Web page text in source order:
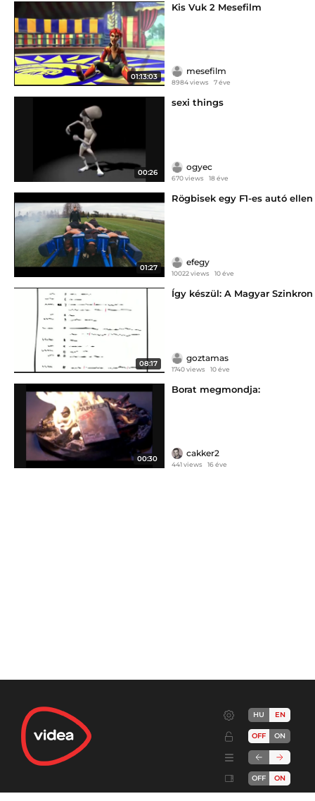
01:13:03
Kis Vuk 2 Mesefilm
mesefilm
8984 views 7 éve
00:26
sexi things
ogyec
670 views 18 éve
01:27
Rögbisek egy F1-es autó ellen
efegy
10022 views 10 éve
08:17
Így készül: A Magyar Szinkron
goztamas
1740 views 10 éve
00:30
Borat megmondja:
cakker2
441 views 16 éve
HU EN
OFF ON
OFF ON